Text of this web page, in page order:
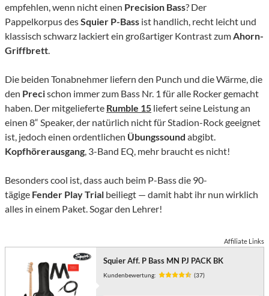
empfehlen, wenn nicht einen Precision Bass? Der
Pappelkorpus desSquier P-Bass ist handlich, recht leicht und
klassisch schwarz lackiert ein großartiger Kontrast zum Ahorn-
Griffbrett
Die beiden Tonabnehmer liefern den Punch und die Wärme, die
den Precischon immer zum Bass Nr. 1 für alle Rocker gemacht
haben. Der mitgelieferte Rumble 15 liefert seine Leistung an
einen 8“ Speaker, der natürlich nicht für Stadion-Rock geeignet
ist, jedoch einen ordentlichen Übungssound abgibt.
Kopfhörerausgang , 3-Band EQ, mehr braucht es nicht!
Besonders cool ist, dass auch beim P-Bass die 90-
tägige Fender Play Trial beiliegt — damit habt ihr nun wirklich
alles in einem Paket. Sogar den Lehrer!
Affiliate Links
Squier Aff. P Bass MN PJ PACK BK
Kundenbewertung: (37)